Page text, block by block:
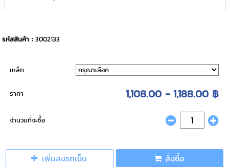
รหัสสินค้า :3002133
เหล็ก
ราคา 1,108.00 - 1,188.00 ฿
จำนวนที่จะซื้อ
เพิ่มลงรถเข็น สั่งซื้อ